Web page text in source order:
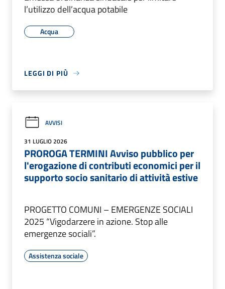
l’utilizzo dell’acqua potabile
Acqua
LEGGI DI PIÙ
AVVISI
31 LUGLIO 2026
PROROGA TERMINI Avviso pubblico per
l'erogazione di contributi economici per il
supporto socio sanitario di attività estive
PROGETTO COMUNI – EMERGENZE SOCIALI
2025 “Vigodarzere in azione. Stop alle
emergenze sociali”.
Assistenza sociale